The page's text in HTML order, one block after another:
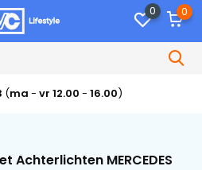
0 0
(ma - vr 12.00 - 16.00)
Achterlichten MERCEDES